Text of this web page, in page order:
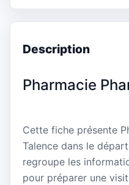
Description
Pharmacie
Cette fiche présente
Talence dans le
regroupe les
pour préparer une